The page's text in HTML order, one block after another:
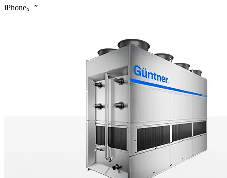
iPhone。”